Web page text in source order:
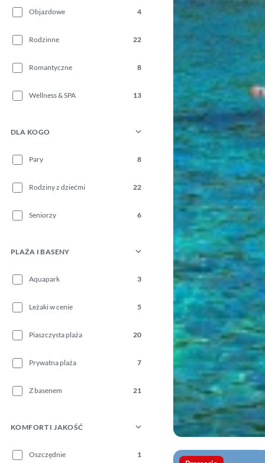
Objazdowe 4
Rodzinne 22
Romantyczne 8
Wellness & SPA 13
DLA KOGO
Pary 8
Rodziny z dziećmi 22
Seniorzy 6
PLAŻA I BASENY
Aquapark 3
Leżaki w cenie 5
Piaszczysta plaża 20
Prywatna plaża 7
Z basenem 21
KOMFORT I JAKOŚĆ
Oszczędnie 1